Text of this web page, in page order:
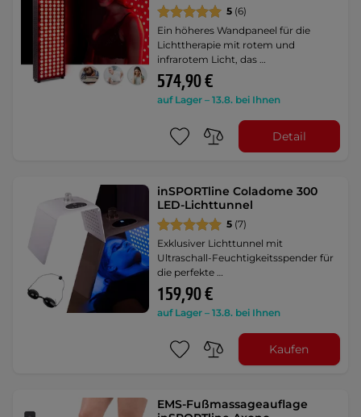
5 (6)
Ein höheres Wandpaneel für die
Lichttherapie mit rotem und
infrarotem Licht, das …
574,90 €
auf Lager – 13.8. bei Ihnen
Detail
inSPORTline Coladome 300
LED-Lichttunnel
5 (7)
Exklusiver Lichttunnel mit
Ultraschall-Feuchtigkeitsspender für
die perfekte …
159,90 €
auf Lager – 13.8. bei Ihnen
Kaufen
EMS-Fußmassageauflage